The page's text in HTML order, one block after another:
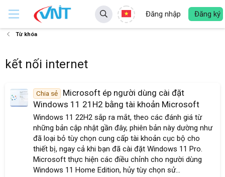
Đăng nhập Đăng ký
Từ khóa
kết nối internet
Chia sẻ
Microsoft ép người dùng cài đặt
Windows 11 21H2 bằng tài khoản Microsoft
Windows 11 22H2 sắp ra mắt, theo các đánh giá từ
những bản cập nhật gần đây, phiên bản này dường như
đã loại bỏ tùy chọn cung cấp tài khoản cục bộ cho
thiết bị, ngay cả khi bạn đã cài đặt Windows 11 Pro.
Microsoft thực hiện các điều chỉnh cho người dùng
Windows 11 Home Edition, hủy tùy chọn sử...